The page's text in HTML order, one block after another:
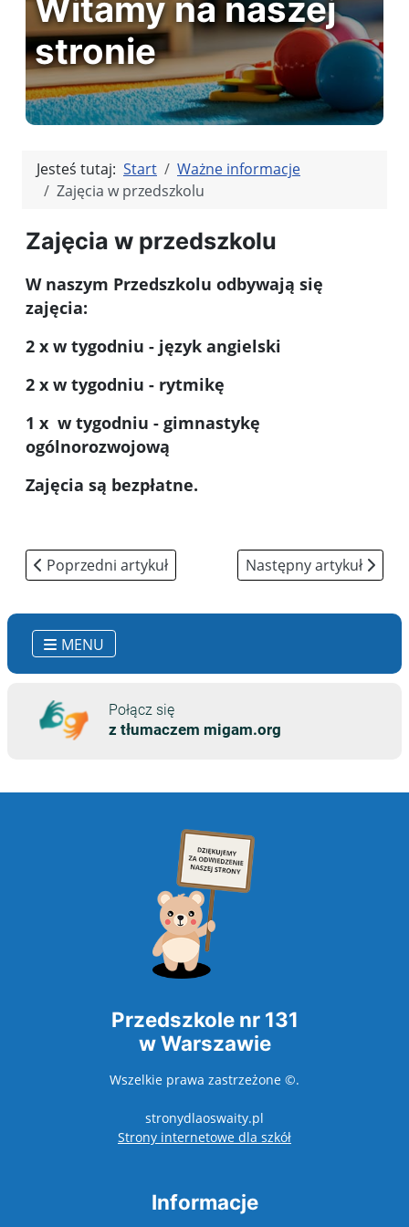
MENU
Witamy na naszej
stronie
Jesteś tutaj: Start
Ważne informacje
Zajęcia w przedszkolu
Zajęcia w przedszkolu
W naszym Przedszkolu odbywają się
zajęcia:
2 x w tygodniu - język angielski
2 x w tygodniu - rytmikę
1 x w tygodniu - gimnastykę
ogólnorozwojową
Zajęcia są bezpłatne.
Poprzedni artykuł: Opłaty
Poprzedni artykuł Następny artykuł:
Następny artykuł
Przedszkole nr 131
w Warszawie
Wszelkie prawa zastrzeżone ©.
stronydlaoswaity.pl
Strony internetowe dla szkółotwiera się w
Informacje